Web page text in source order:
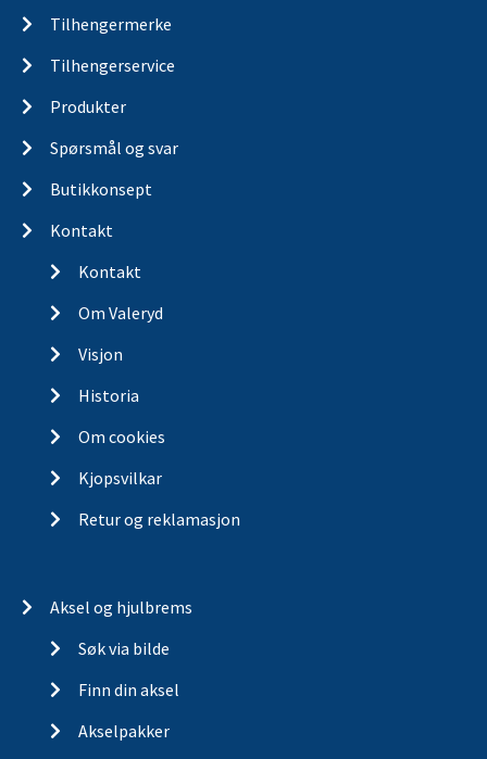
Tilhengermerke
Tilhengerservice
Produkter
Spørsmål og svar
Butikkonsept
Kontakt
Kontakt
Om Valeryd
Visjon
Historia
Om cookies
Kjopsvilkar
Retur og reklamasjon
Aksel og hjulbrems
Søk via bilde
Finn din aksel
Akselpakker